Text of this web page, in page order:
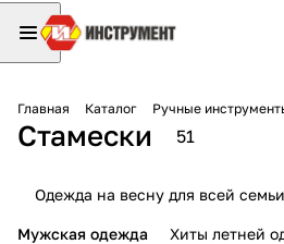
Главная Каталог Ручные
Стамески 51
Одежда на весну для всей
Мужская одежда Хиты летней